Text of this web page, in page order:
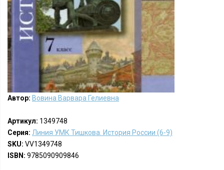
Автор: Вовина Варвара Гелиевна
Артикул: 1349748
Серия: Линия УМК Тишкова. История России (6-9)
SKU: VV1349748
ISBN: 9785090909846